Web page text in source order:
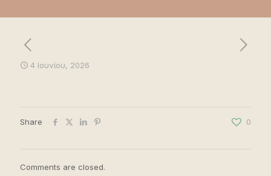
4 Ιουνίου, 2026
Share 0
Comments are closed.